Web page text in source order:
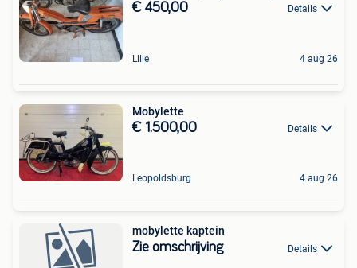
€ 450,00 Details
Lille 4 aug 26
Mobylette
€ 1.500,00 Details
Leopoldsburg 4 aug 26
mobylette kaptein
Zie omschrijving Details